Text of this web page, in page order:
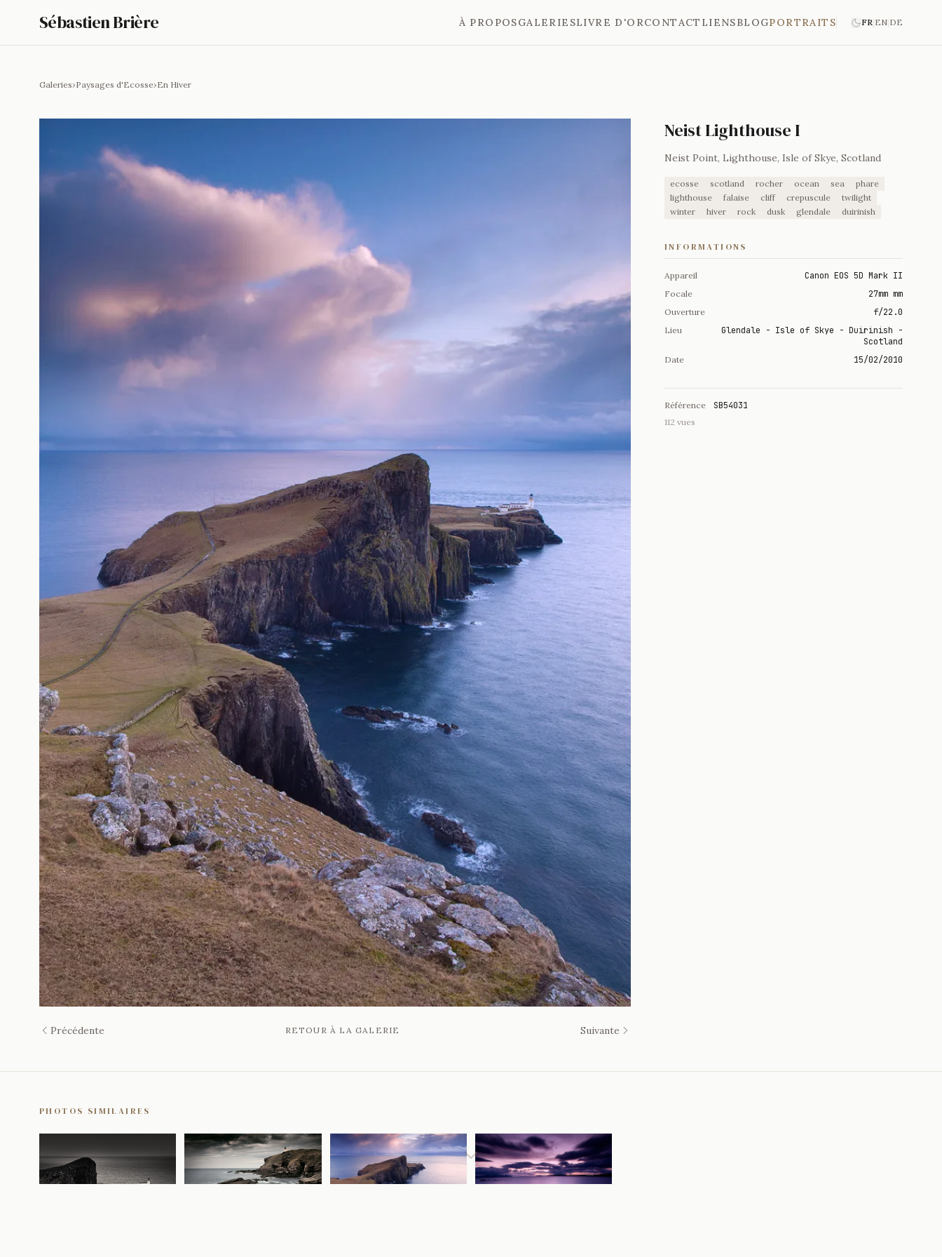
Sébastien Brière À PROPOSGALERIESLIVRE D'ORCONTACT LIENSBLOGPORTRAITS FR|EN|DE
Galeries›Paysages d'Ecosse›En Hiver
Précédente RETOUR À LA GALERIE Suivante
Neist Lighthouse I
Neist Point, Lighthouse, Isle of Skye, Scotland
ecosse scotland rocher ocean sea
phare
lighthouse
falaise cliff crepuscule
twilight
winter
hiver rock dusk glendale duirinish
INFORMATIONS
Appareil Canon EOS 5D Mark II
Focale 27mm mm
Ouverture f/22.0
Lieu
Glendale - Isle of Skye - Duirinish -
Scotland
Date 15/02/2010
Référence SB54031
112 vues
PHOTOS SIMILAIRES